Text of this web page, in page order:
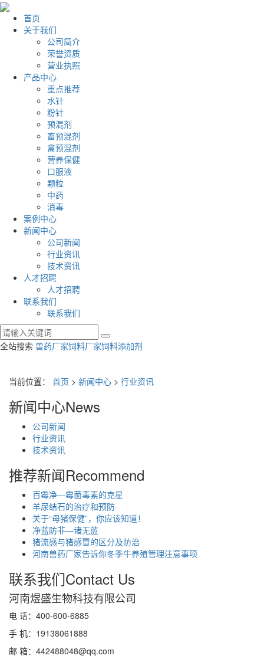
首页
关于我们
公司简介
荣誉资质
营业执照
产品中心
重点推荐
水针
粉针
预混剂
畜预混剂
禽预混剂
营养保健
口服液
颗粒
中药
消毒
案例中心
新闻中心
公司新闻
行业资讯
技术资讯
人才招聘
人才招聘
联系我们
联系我们
全站搜索 兽药厂家饲料厂家饲料添加剂
当前位置： 首页 > 新闻中心 > 行业资讯
新闻中心News
公司新闻
行业资讯
技术资讯
推荐新闻Recommend
百霉净—霉菌毒素的克星
羊尿结石的治疗和预防
关于“母猪保健”，你应该知道！
净蓝防非—诸无蓝
猪流感与猪感冒的区分及防治
河南兽药厂家告诉你冬季牛养殖管理注意事项
联系我们Contact Us
河南煜盛生物科技有限公司
电 话：400-600-6885
手 机：19138061888
邮 箱：442488048@qq.com